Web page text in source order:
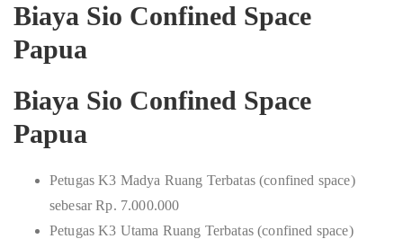
Biaya Sio Confined Space
Papua
Biaya Sio Confined Space
Papua
Petugas K3 Madya Ruang Terbatas (confined space)
sebesar Rp. 7.000.000
Petugas K3 Utama Ruang Terbatas (confined space)